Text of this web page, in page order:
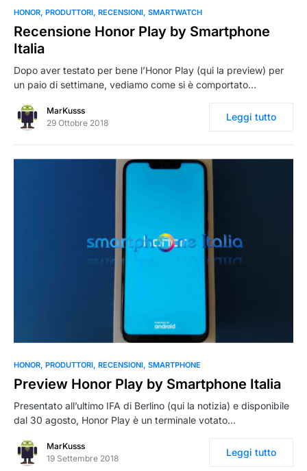
0
HONOR PRODUTTORI RECENSIONI SMARTWATCH
Recensione Honor Play by Smartphone
Italia
Dopo aver testato per bene l’Honor Play (qui la preview) per
un paio di settimane, vediamo come si è comportato…
MarKusss
29 Ottobre 2018
Leggi tutto
0
HONOR PRODUTTORI RECENSIONI SMARTPHONE
Preview Honor Play by Smartphone Italia
Presentato all’ultimo IFA di Berlino (qui la notizia) e disponibile
dal 30 agosto, Honor Play è un terminale votato…
MarKusss
19 Settembre 2018
Leggi tutto